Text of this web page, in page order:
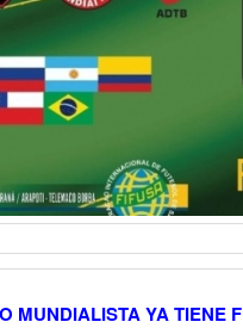
MUNDIALISTA YA TIENE